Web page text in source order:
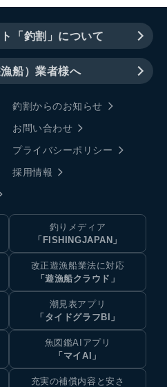
「釣割」について
船）業者様へ
釣割からのお知らせ
お問い合わせ
プライバシーポリシー
採用情報
釣りメディア
「FISHINGJAPAN」
改正遊漁船業法に対応
「遊漁船クラウド」
潮見表アプリ
「タイドグラフBI」
魚図鑑AIアプリ
「マイAI」
充実の補償内容と安さ